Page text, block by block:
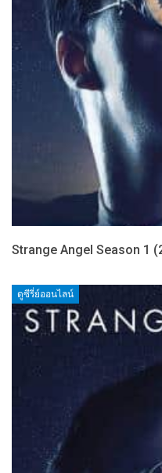
Strange Angel Season 1
ดูซีรี่ย์ออนไลน์